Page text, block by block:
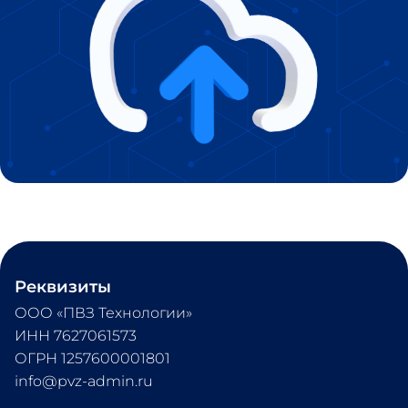
Реквизиты
ООО «ПВЗ Технологии»
ИНН 7627061573
ОГРН 1257600001801
info@pvz-admin.ru